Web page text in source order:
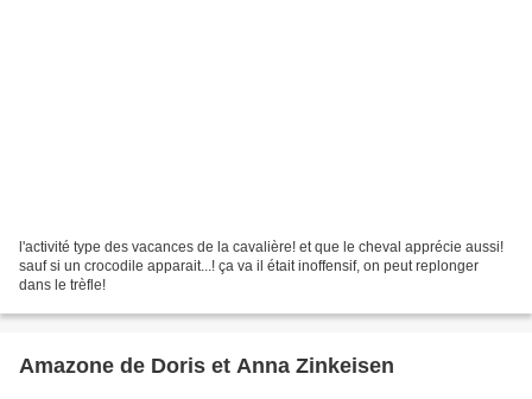
l'activité type des vacances de la cavalière! et que le cheval apprécie aussi!
sauf si un crocodile apparait...! ça va il était inoffensif, on peut replonger
dans le trèfle!
Amazone de Doris et Anna Zinkeisen